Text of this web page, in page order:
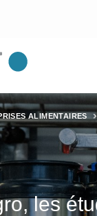
ALIMENTAIRES
les